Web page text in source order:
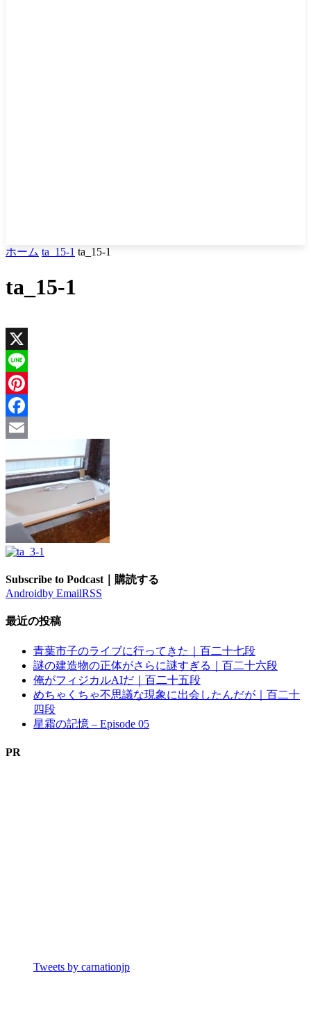
ホーム ta_15-1 ta_15-1
ta_15-1
X
Line
Pinterest
Facebook
Subscribe to Podcast｜購読する
Androidby EmailRSS
最近の投稿
青葉市子のライブに行ってきた｜百二十七段
謎の建造物の正体がさらに謎すぎる｜百二十六段
俺がフィジカルAIだ｜百二十五段
めちゃくちゃ不思議な現象に出会したんだが｜百二十
四段
星霜の記憶 – Episode 05
PR
Tweets by carnationjp